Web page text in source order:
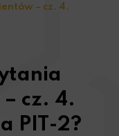
– cz. 4.
cz. 4.
PIT-2?